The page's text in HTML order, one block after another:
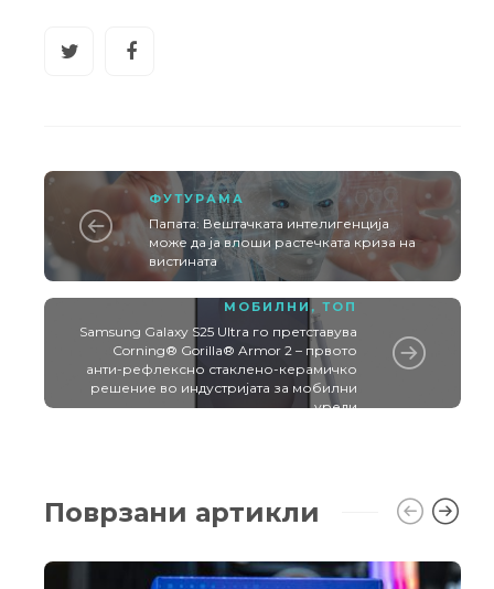
ФУТУРАМА
Папата: Вештачката интелигенција
може да ја влоши растечката криза на
вистината
МОБИЛНИ , ТОП
Samsung Galaxy S25 Ultra го претставува
Corning® Gorilla® Armor 2 – првото
анти-рефлексно стаклено-керамичко
решение во индустријата за мобилни
уреди
Поврзани артикли